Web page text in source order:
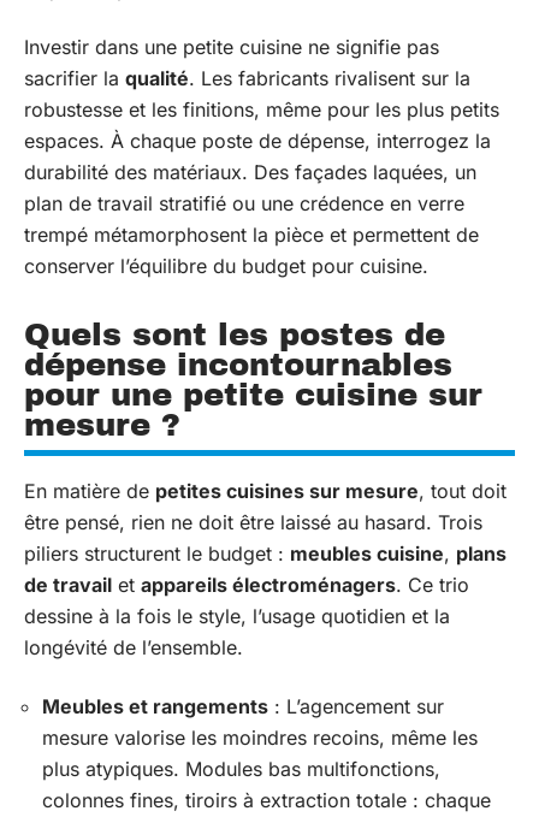
Investir dans une petite cuisine ne signifie pas
sacrifier la qualité. Les fabricants rivalisent sur la
robustesse et les finitions, même pour les plus petits
espaces. À chaque poste de dépense, interrogez la
durabilité des matériaux. Des façades laquées, un
plan de travail stratifié ou une crédence en verre
trempé métamorphosent la pièce et permettent de
conserver l’équilibre du budget pour cuisine.
Quels sont les postes de
dépense incontournables
pour une petite cuisine sur
mesure ?
En matière de petites cuisines sur mesure, tout doit
être pensé, rien ne doit être laissé au hasard. Trois
piliers structurent le budget : meubles cuisine, plans
de travail et appareils électroménagers. Ce trio
dessine à la fois le style, l’usage quotidien et la
longévité de l’ensemble.
Meubles et rangements : L’agencement sur
mesure valorise les moindres recoins, même les
plus atypiques. Modules bas multifonctions,
colonnes fines, tiroirs à extraction totale : chaque